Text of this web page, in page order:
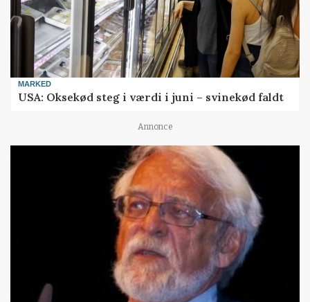
MARKED
USA: Oksekød steg i værdi i juni – svinekød faldt
Annonce